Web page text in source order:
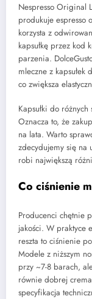
Nespresso Original
produkuje espresso
korzysta z
kapsułkę przez kod
parzenia.
mleczne z kapsułek
co zwiększa
Kapsułki do
Oznacza to, że
na lata. Warto
zdecydujemy się na
robi największą
Co ciśnienie
Producenci chętnie
jakości. W praktyce
reszta to ciśnienie
Modele z niższym
przy ~7-8 barach,
równie dobrej
specyfikacja